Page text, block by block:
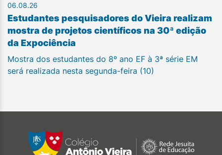
06.08.26
Estudantes pesquisadores do Vieira realizam
mostra de projetos científicos na 30ª edição
da Expociência
Mostra dos estudantes do 8º ano EF à 3ª série EM
será realizada nesta segunda-feira (10)